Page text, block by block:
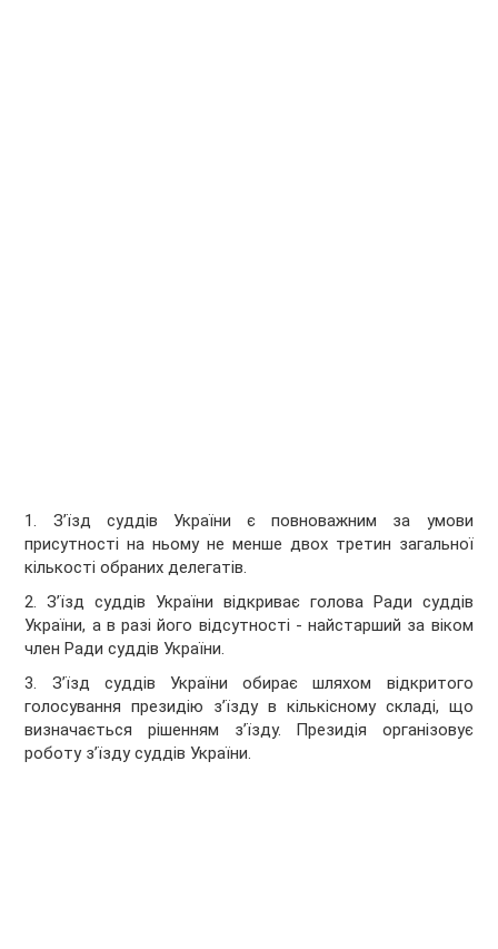
1. З’їзд суддів України є повноважним за умови
присутності на ньому не менше двох третин загальної
кількості обраних делегатів.
2. З’їзд суддів України відкриває голова Ради суддів
України, а в разі його відсутності - найстарший за віком
член Ради суддів України.
3. З’їзд суддів України обирає шляхом відкритого
голосування президію з’їзду в кількісному складі, що
визначається рішенням з’їзду. Президія організовує
роботу з’їзду суддів України.